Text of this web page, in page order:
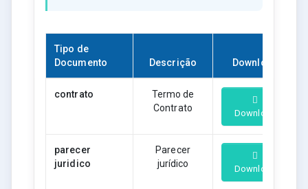
Tipo de
Documento
Descrição Download
contrato
Termo de
Contrato
Download
parecer
juridico
Parecer
jurídico
Download